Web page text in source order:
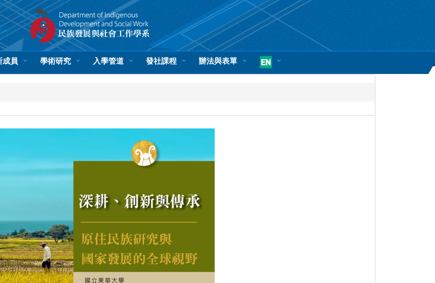
成員 學術研究 入學管道 發社課程 辦法與表單